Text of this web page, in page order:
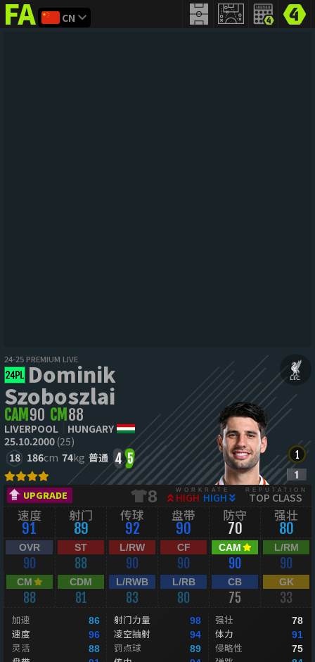
FIFAaddict
CN
24-25 PREMIUM LIVE
Dominik
Szoboszlai
CAM 90 CM 88
LIVERPOOL
HUNGARY
25.10.2000(25)
18 186cm 74kg 普通 4 5
UPGRADE 8 WORKRATE
HIGH HIGH
REPUTATION
TOP CLASS
速度
91
射门
89
传球
92
盘带
90
防守
70
强壮
80
OVR
90
ST
88
L/RW
90
CF
90
CAM
90
L/RM
90
CM
88
CDM
81
L/RWB
83
L/RB
80
CB
75
GK
33
加速 86
速度 96
灵活 88
射门力量 98
凌空抽射 94
罚点球 89
强壮 78
体力 91
侵略性 75